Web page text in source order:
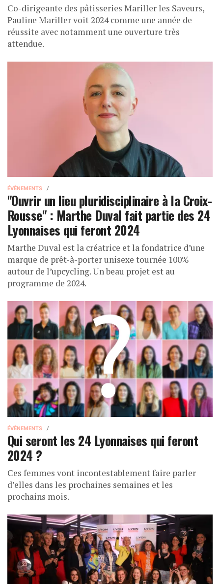
Co-dirigeante des pâtisseries Mariller les Saveurs,
Pauline Mariller voit 2024 comme une année de
réussite avec notamment une ouverture très
attendue.
ÉVÈNEMENTS
"Ouvrir un lieu pluridisciplinaire à la Croix-
Rousse" : Marthe Duval fait partie des 24
Lyonnaises qui feront 2024
Marthe Duval est la créatrice et la fondatrice d’une
marque de prêt-à-porter unisexe tournée 100%
autour de l’upcycling. Un beau projet est au
programme de 2024.
ÉVÈNEMENTS
Qui seront les 24 Lyonnaises qui feront
2024 ?
Ces femmes vont incontestablement faire parler
d’elles dans les prochaines semaines et les
prochains mois.